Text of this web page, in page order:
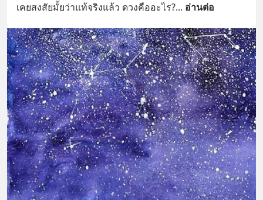
เคยสงสัยมั้ยว่าแท้จริงแล้ว ดวงคืออะไร?... อ่านต่อ